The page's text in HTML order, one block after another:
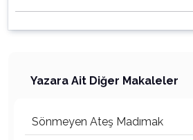
Yazara Ait Diğer Makaleler
Sönmeyen Ateş Madımak